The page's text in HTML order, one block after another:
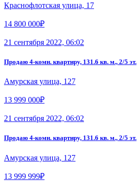
Краснофлотская улица, 17
14 800 000₽
21 сентября 2022, 06:02
Продаю 4-комн. квартиру, 131.6 кв. м., 2/5 эт.
Амурская улица, 127
13 999 000₽
21 сентября 2022, 06:02
Продаю 4-комн. квартиру, 131.6 кв. м., 2/5 эт.
Амурская улица, 127
13 999 999₽